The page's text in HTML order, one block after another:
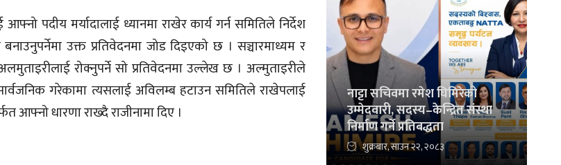
पदीय मर्यादालाई ध्यानमा राखेर कार्य गर्न समितिले निर्देश
उक्त प्रतिवेदनमा जोड दिइएको छ । सञ्चारमाध्यम र
रोक्नुपर्ने सो प्रतिवेदनमा उल्लेख छ । अल्मुताइरीले
गरेकामा त्यसलाई अविलम्ब हटाउन समितिले राखेपलाई
धारणा राख्दै राजीनामा दिए ।
नाट्टा सचिवमा रमेश घिमिरेको
उम्मेदवारी, सदस्य–केन्द्रित संस्था
निर्माण गर्ने प्रतिबद्धता
शुक्रबार, साउन २२, २०८३